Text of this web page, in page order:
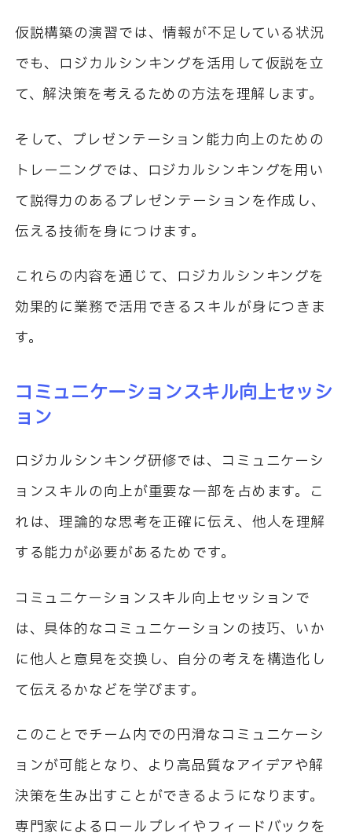
仮説構築の演習では、情報が不足している状況
でも、ロジカルシンキングを活用して仮説を立
て、解決策を考えるための方法を理解します。
そして、プレゼンテーション能力向上のための
トレーニングでは、ロジカルシンキングを用い
て説得力のあるプレゼンテーションを作成し、
伝える技術を身につけます。
これらの内容を通じて、ロジカルシンキングを
効果的に業務で活用できるスキルが身につきま
す。
コミュニケーションスキル向上セッシ
ョン
ロジカルシンキング研修では、コミュニケーシ
ョンスキルの向上が重要な一部を占めます。こ
れは、理論的な思考を正確に伝え、他人を理解
する能力が必要があるためです。
コミュニケーションスキル向上セッションで
は、具体的なコミュニケーションの技巧、いか
に他人と意見を交換し、自分の考えを構造化し
て伝えるかなどを学びます。
このことでチーム内での円滑なコミュニケーシ
ョンが可能となり、より高品質なアイデアや解
決策を生み出すことができるようになります。
専門家によるロールプレイやフィードバックを